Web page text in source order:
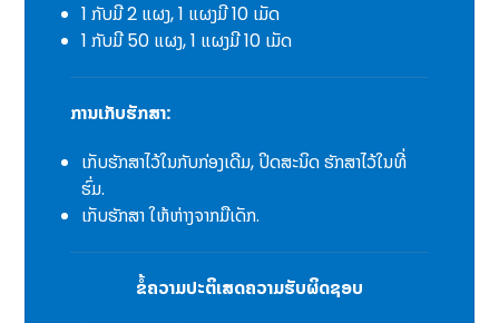
1 ກັບມີ 2 ແຜງ, 1 ແຜງມີ 10 ເມັດ
1 ກັບມີ 50 ແຜງ, 1 ແຜງມີ 10 ເມັດ
ການເກັບຮັກສາ:
ເກັບຮັກສາໄວ້ໃນກັບກ່ອງເດີມ, ປິດສະນິດ ຮັກສາໄວ້ໃນທີ່
ຮົ່ມ.
ເກັບຮັກສາ ໃຫ້ຫ່າງຈາກມືເດັກ.
ຂໍ້ຄວາມປະຕິເສດຄວາມຮັບຜິດຊອບ